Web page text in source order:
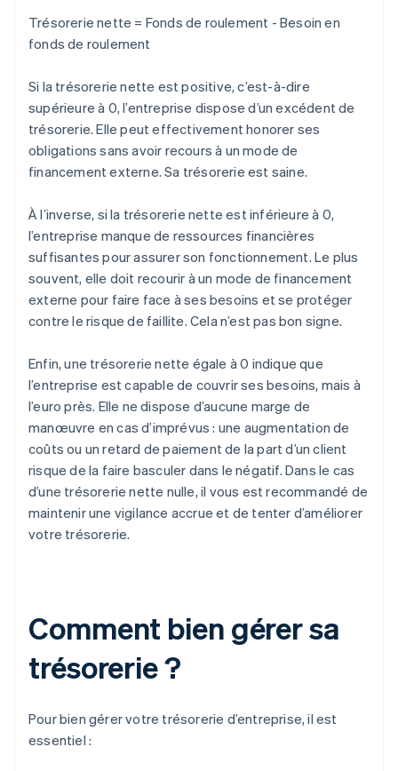
Trésorerie nette = Fonds de roulement - Besoin en
fonds de roulement
Si la trésorerie nette est positive, c’est-à-dire
supérieure à 0, l’entreprise dispose d’un excédent de
trésorerie. Elle peut effectivement honorer ses
obligations sans avoir recours à un mode de
financement externe. Sa trésorerie est saine.
À l’inverse, si la trésorerie nette est inférieure à 0,
l’entreprise manque de ressources financières
suffisantes pour assurer son fonctionnement. Le plus
souvent, elle doit recourir à un mode de financement
externe pour faire face à ses besoins et se protéger
contre le risque de faillite. Cela n’est pas bon signe.
Enfin, une trésorerie nette égale à 0 indique que
l’entreprise est capable de couvrir ses besoins, mais à
l’euro près. Elle ne dispose d’aucune marge de
manœuvre en cas d’imprévus : une augmentation de
coûts ou un retard de paiement de la part d’un client
risque de la faire basculer dans le négatif. Dans le cas
d’une trésorerie nette nulle, il vous est recommandé de
maintenir une vigilance accrue et de tenter d’améliorer
votre trésorerie.
Comment bien gérer sa
trésorerie ?
Pour bien gérer votre trésorerie d’entreprise, il est
essentiel :